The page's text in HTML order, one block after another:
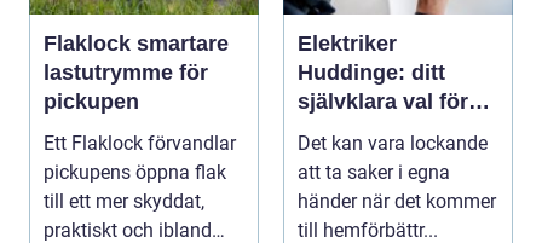
Flaklock smartare
lastutrymme för
pickupen
Ett Flaklock förvandlar
pickupens öppna flak
till ett mer skyddat,
praktiskt och ibland
Elektriker
Huddinge: ditt
självklara val för
säker elinstallation
Det kan vara lockande
att ta saker i egna
händer när det kommer
till hemförbättr...